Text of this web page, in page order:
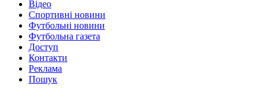
Відео
Спортивні новини
Футбольні новини
Футбольна газета
Доступ
Контакти
Реклама
Пошук